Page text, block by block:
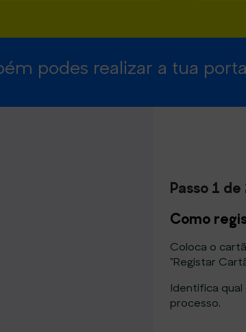
podes realizar a tua
Passo 1 de
Como
Coloca o
“Registar
Identifica
processo.